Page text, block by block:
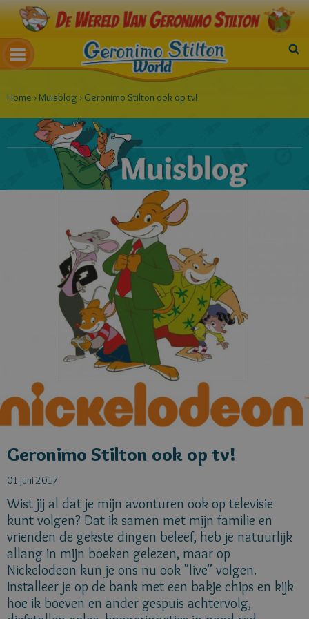
Home ›Muisblog › Geronimo Stilton ook op tv!
Geronimo Stilton ook op tv!
01 juni 2017
Wist jij al dat je mijn avonturen ook op televisie
kunt volgen? Dat ik samen met mijn familie en
vrienden de gekste dingen beleef, heb je natuurlijk
allang in mijn boeken gelezen, maar op
Nickelodeon kun je ons nu ook "live" volgen.
Installeer je op de bank met een bakje chips en kijk
hoe ik boeven en ander gespuis achtervolg,